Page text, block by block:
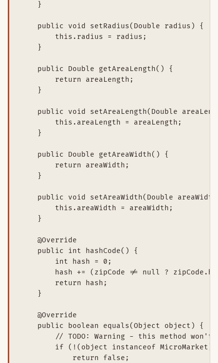
    }
    public void setRadius(Double radius) {
        this.radius = radius;
    }
    public Double getAreaLength() {
        return areaLength;
    }
public void setAreaLength(Double
        this.areaLength = areaLength;
    }
    public Double getAreaWidth() {
        return areaWidth;
    }
public void setAreaWidth(Double
        this.areaWidth = areaWidth;
    }
    @Override
    public int hashCode() {
        int hash = 0;
hash += (zipCode != null ?
        return hash;
    }
    @Override
    public boolean equals(Object object) {
// TODO: Warning - this method
if (!(object instanceof
            return false;